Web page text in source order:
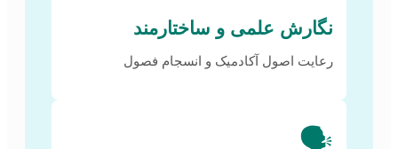
نگارش علمی و ساختارمند
رعایت اصول آکادمیک و انسجام فصول
🗣️